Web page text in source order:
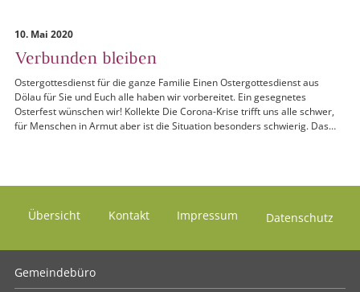
10. Mai 2020
Verbunden bleiben
Ostergottesdienst für die ganze Familie Einen Ostergottesdienst aus
Dölau für Sie und Euch alle haben wir vorbereitet. Ein gesegnetes
Osterfest wünschen wir! Kollekte Die Corona-Krise trifft uns alle schwer,
für Menschen in Armut aber ist die Situation besonders schwierig. Das…
Übersicht Kontakt Impressum Datenschutz
Gemeindebüro